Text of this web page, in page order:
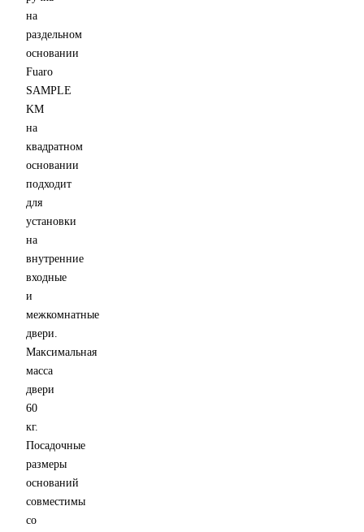
на
раздельном
основании
Fuaro
SAMPLE
KM
на
квадратном
основании
подходит
для
установки
на
внутренние
входные
и
межкомнатные
двери.
Максимальная
масса
двери
60
кг.
Посадочные
размеры
оснований
совместимы
со